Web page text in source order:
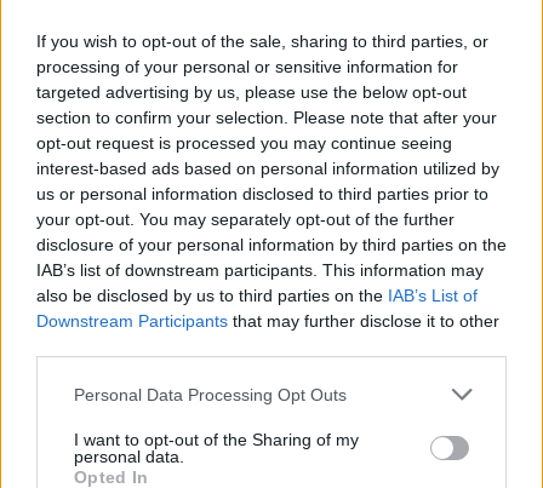
If you wish to opt-out of the sale, sharing to third parties, or
processing of your personal or sensitive information for
targeted advertising by us, please use the below opt-out
section to confirm your selection. Please note that after your
opt-out request is processed you may continue seeing
interest-based ads based on personal information utilized by
us or personal information disclosed to third parties prior to
your opt-out. You may separately opt-out of the further
disclosure of your personal information by third parties on the
IAB’s list of downstream participants. This information may
also be disclosed by us to third parties on the IAB’s List of
Downstream Participants that may further disclose it to other
Personal Data Processing Opt Outs
I want to opt-out of the Sharing of my
personal data.
Opted In
A rostok jelentősége kutyáink táplálásában
Kedvencünk minőségi táplálásának lényeges részét képezik az
élelmi rostok. Hogyan biztosíthatjuk számára a kellő mennyiségű
rostot és mit okozhat annak hiánya?
tovább »